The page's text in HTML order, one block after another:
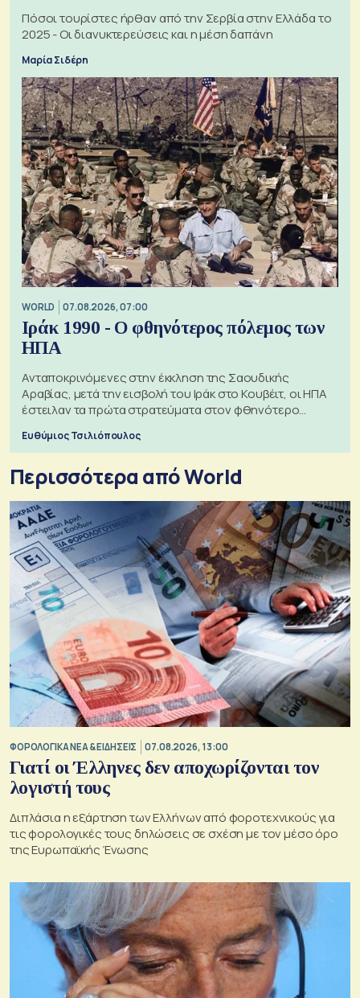
Πόσοι τουρίστες ήρθαν από την Σερβία στην Ελλάδα το
2025 - Οι διανυκτερεύσεις και η μέση δαπάνη
Μαρία Σιδέρη
WORLD 07.08.2026, 07:00
Ιράκ 1990 - Ο φθηνότερος πόλεμος των
ΗΠΑ
Ανταποκρινόμενες στην έκκληση της Σαουδικής
Αραβίας, μετά την εισβολή του Ιράκ στο Κουβέιτ, οι ΗΠΑ
έστειλαν τα πρώτα στρατεύματα στον φθηνότερο
πόλεμο της ιστορίας τους
Ευθύμιος Τσιλιόπουλος
Περισσότερα από World
ΦΟΡΟΛΟΓΙΚΑ ΝΕΑ & EΙΔΗΣΕΙΣ 07.08.2026, 13:00
Γιατί οι Έλληνες δεν αποχωρίζονται τον
λογιστή τους
Διπλάσια η εξάρτηση των Ελλήνων από φοροτεχνικούς για
τις φορολογικές τους δηλώσεις σε σχέση με τον μέσο όρο
της Ευρωπαϊκής Ένωσης